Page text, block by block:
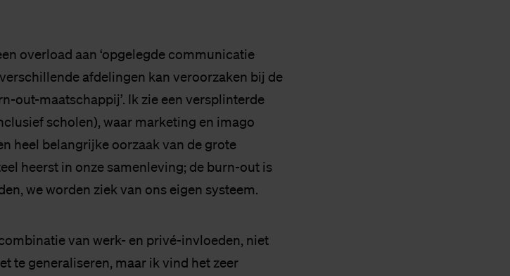
overload aan ‘opgelegde communicatie
afdelingen kan veroorzaken bij de
out-maatschappij’. Ik zie een versplinterde
scholen), waar marketing en imago
heel belangrijke oorzaak van de grote
heerst in onze samenleving; de burn-out is
we worden ziek van ons eigen systeem.
van werk- en privé-invloeden, niet
te generaliseren, maar ik vind het zeer